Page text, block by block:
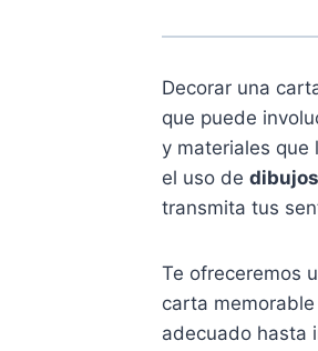
Decorar una
que puede
y materiales que
el uso de dibujos
transmita tus
Te ofreceremos
carta
adecuado hasta